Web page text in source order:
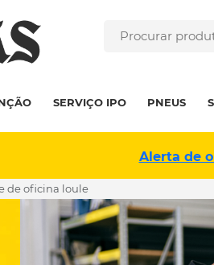
SERVIÇO IPO PNEUS
Alerta de
de oficina loule